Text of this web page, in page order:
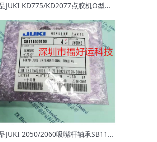
原装正品JUKI KD775/KD2077点胶机O型圈 密封圈E3053802000
原厂正品JUKI 2050/2060吸嘴杆轴承SB111000100 BEARING